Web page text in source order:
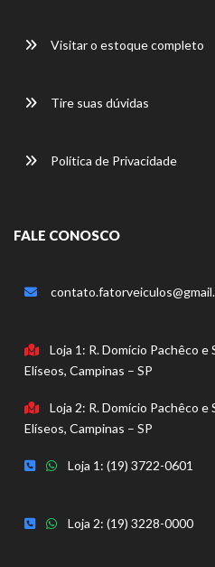
Visitar o estoque completo
Tire suas dúvidas
Política de Privacidade
FALE CONOSCO
Loja 1: R. Domício Pachêco e
Elíseos, Campinas – SP
Loja 2: R. Domício Pachêco e
Elíseos, Campinas – SP
Loja 1: (19) 3722-0601
Loja 2: (19) 3228-0000